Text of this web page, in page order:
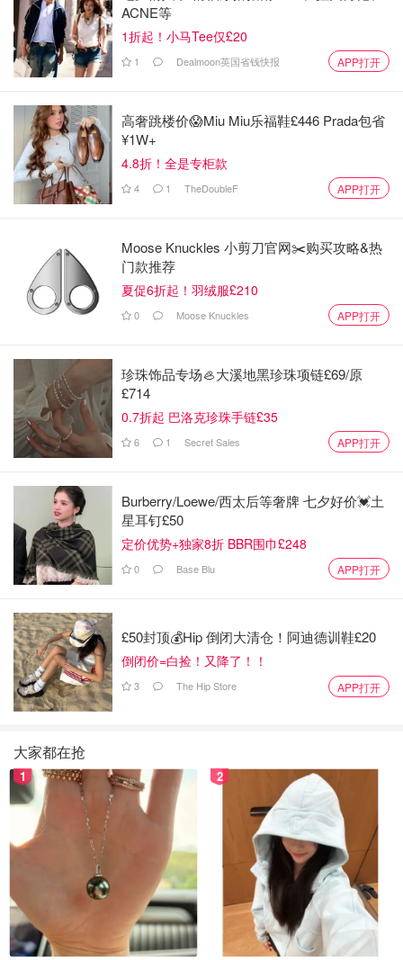
ACNE等
1折起！小马Tee仅£20
1 Dealmoon英国省钱快报 APP打开
高奢跳楼价😱Miu Miu乐福鞋£446 Prada包省
¥1W+
4.8折！全是专柜款
4 1 TheDoubleF APP打开
Moose Knuckles 小剪刀官网✂️购买攻略&热
门款推荐
夏促6折起！羽绒服£210
0 Moose Knuckles APP打开
珍珠饰品专场🦪大溪地黑珍珠项链£69/原
£714
0.7折起 巴洛克珍珠手链£35
6 1 Secret Sales APP打开
Burberry/Loewe/西太后等奢牌 七夕好价💓土
星耳钉£50
定价优势+独家8折 BBR围巾£248
0 Base Blu APP打开
£50封顶💰Hip 倒闭大清仓！阿迪德训鞋£20
倒闭价=白捡！又降了！！
3 The Hip Store APP打开
大家都在抢
1 2